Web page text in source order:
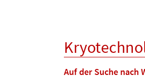
Auf der Suche nach